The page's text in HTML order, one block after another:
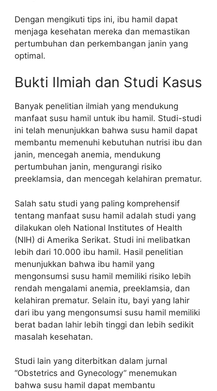
Dengan mengikuti tips ini, ibu hamil dapat
menjaga kesehatan mereka dan memastikan
pertumbuhan dan perkembangan janin yang
optimal.
Bukti Ilmiah dan Studi Kasus
Banyak penelitian ilmiah yang mendukung
manfaat susu hamil untuk ibu hamil. Studi-studi
ini telah menunjukkan bahwa susu hamil dapat
membantu memenuhi kebutuhan nutrisi ibu dan
janin, mencegah anemia, mendukung
pertumbuhan janin, mengurangi risiko
preeklamsia, dan mencegah kelahiran prematur.
Salah satu studi yang paling komprehensif
tentang manfaat susu hamil adalah studi yang
dilakukan oleh National Institutes of Health
(NIH) di Amerika Serikat. Studi ini melibatkan
lebih dari 10.000 ibu hamil. Hasil penelitian
menunjukkan bahwa ibu hamil yang
mengonsumsi susu hamil memiliki risiko lebih
rendah mengalami anemia, preeklamsia, dan
kelahiran prematur. Selain itu, bayi yang lahir
dari ibu yang mengonsumsi susu hamil memiliki
berat badan lahir lebih tinggi dan lebih sedikit
masalah kesehatan.
Studi lain yang diterbitkan dalam jurnal
“Obstetrics and Gynecology” menemukan
bahwa susu hamil dapat membantu